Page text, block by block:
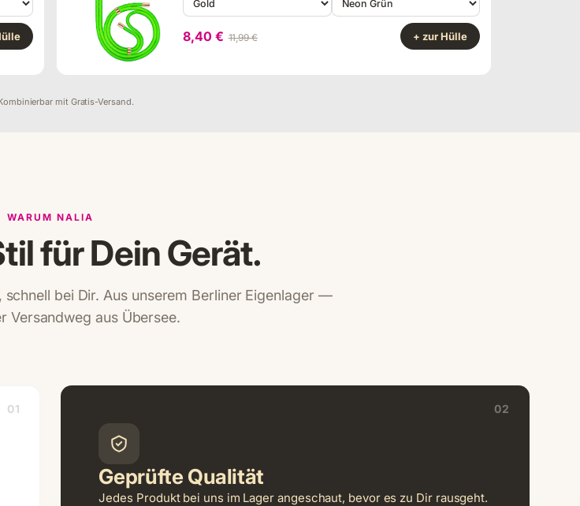
8,40 € 11,99 € + zur Hülle
mit Gratis-Versand.
WARUM NALIA
für Dein Gerät.
bei Dir. Aus unserem Berliner Eigenlager —
Versandweg aus Übersee.
01 02
Geprüfte Qualität
Jedes Produkt bei uns im Lager angeschaut, bevor es zu Dir rausgeht.